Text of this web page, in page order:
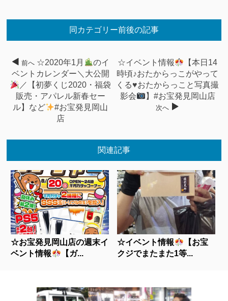
同カテゴリー前後の記事
前へ ☆2020年1月
のイ
ベントカレンダー＼大公開
／【初夢くじ2020・福袋
販売・アパレル新春セー
ル】など
#お宝発見岡山
店
☆イベント情報
【本日14
時頃♪おたからっこがやって
くる♥おたからっこと写真撮
影会
】#お宝発見岡山店
次へ
関連記事
☆お宝発見岡山店の週末イ
ベント情報
【ガ...
☆イベント情報
【お宝
クジでまたまた1等...